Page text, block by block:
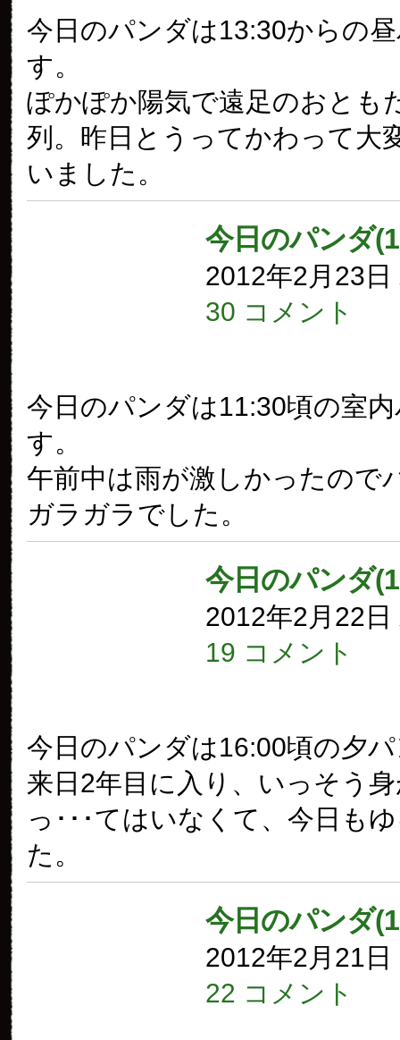
今日のパンダは13:30からの
す。
ぽかぽか陽気で遠足のおとも
列。昨日とうってかわって大
いました。
今日のパンダ
2012年2月23日
30 コメント
今日のパンダは11:30頃の室
す。
午前中は雨が激しかったので
ガラガラでした。
今日のパンダ
2012年2月22日
19 コメント
今日のパンダは16:00頃の夕
来日2年目に入り、いっそう
っ･･･てはいなくて、今日も
た。
今日のパンダ
2012年2月21日
22 コメント